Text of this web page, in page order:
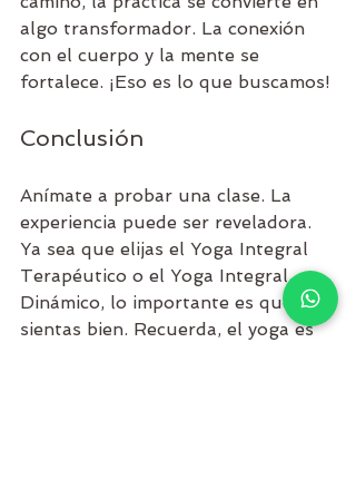
algo transformador. La conexión
con el cuerpo y la mente se
fortalece. ¡Eso es lo que buscamos!
Conclusión
Anímate a probar una clase. La
experiencia puede ser reveladora.
Ya sea que elijas el Yoga Integral
Terapéutico o el Yoga Integral
Dinámico, lo importante es que te
sientas bien. Recuerda, el yoga es